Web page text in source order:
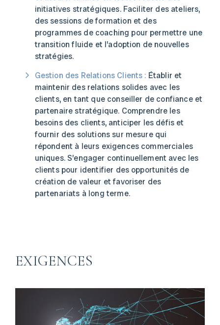
initiatives stratégiques. Faciliter des ateliers,
des sessions de formation et des
programmes de coaching pour permettre une
transition fluide et l’adoption de nouvelles
stratégies.
Gestion des Relations Clients : Établir et
maintenir des relations solides avec les
clients, en tant que conseiller de confiance et
partenaire stratégique. Comprendre les
besoins des clients, anticiper les défis et
fournir des solutions sur mesure qui
répondent à leurs exigences commerciales
uniques. S’engager continuellement avec les
clients pour identifier des opportunités de
création de valeur et favoriser des
partenariats à long terme.
EXIGENCES